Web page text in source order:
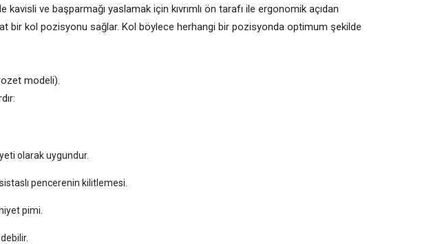
ve başparmağı yaslamak için kıvrımlı ön tarafı ile ergonomik açıdan
bir kol pozisyonu sağlar. Kol böylece herhangi bir pozisyonda optimum şekilde
modeli).
olarak uygundur.
pencerenin kilitlemesi.
pimi.